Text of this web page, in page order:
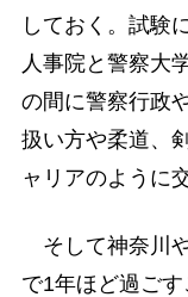
しておく。試験
人事院と警察大
の間に警察行政
扱い方や柔道、
ャリアのように
そして神奈川
で1年ほど過ご